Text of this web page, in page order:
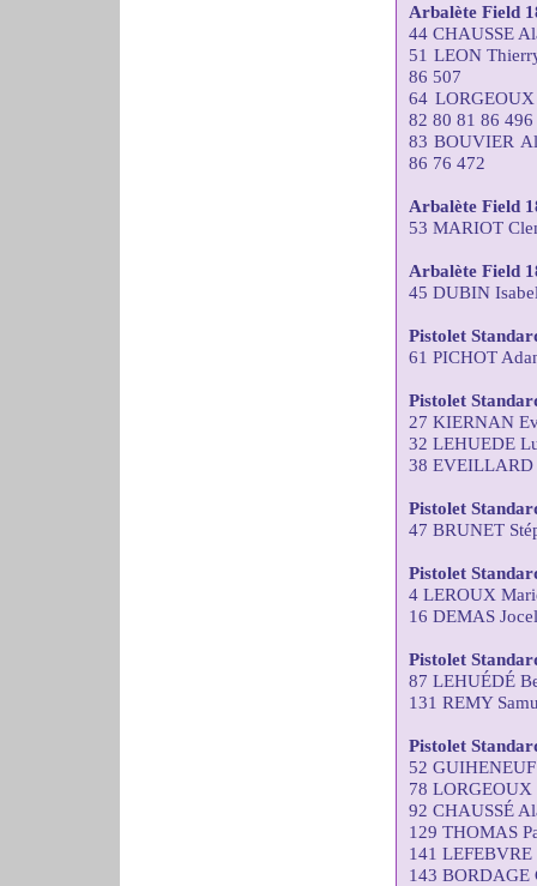
Arbalète Field
44 CHAUSSE
51 LEON
86 507
64
82 80 81 86 496
83 BOUVIER
86 76 472
Arbalète Field
53 MARIOT
Arbalète Field
45 DUBIN
Pistolet
61 PICHOT
Pistolet
27 KIERNAN
32 LEHUEDE
38 EVEILLARD
Pistolet
47 BRUNET
Pistolet
4 LEROUX
16 DEMAS
Pistolet
87 LEHUÉDÉ
131 REMY
Pistolet
52
78 LORGEOUX
92 CHAUSSÉ
129 THOMAS
141
143 BORDAGE